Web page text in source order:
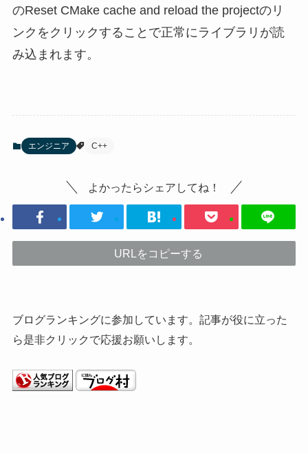
のReset CMake cache and reload the projectのリ
ンクをクリックすることで正常にライブラリが読
み込まれます。
エンジニア C++
よかったらシェアしてね！
URLをコピーする
ブログランキングに参加しています。記事が役に立った
ら是非クリックで応援お願いします。